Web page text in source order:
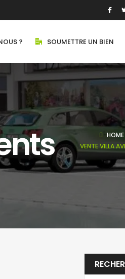
? SOUMETTRE UN BIEN
HOME
VENTE VILLA